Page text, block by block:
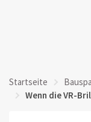
Startseite
Wenn die VR-